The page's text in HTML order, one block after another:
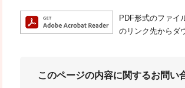
PDF形式のファイ
のリンク先からダ
このページの内容に関するお問い